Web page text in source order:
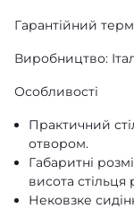
Гарантійний
Виробництво:
Особливості
Практичний
отвором.
Габаритні
висота стільця
Нековзке